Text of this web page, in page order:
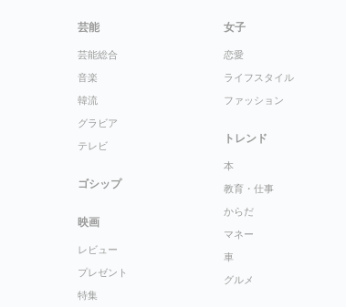
芸能
芸能総合
音楽
韓流
グラビア
テレビ
ゴシップ
映画
レビュー
プレゼント
特集
女子
恋愛
ライフスタイル
ファッション
トレンド
本
教育・仕事
からだ
マネー
車
グルメ